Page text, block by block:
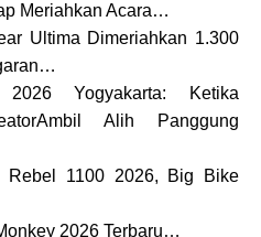
Meriahkan Acara…
Ultima Dimeriahkan 1.300
Yogyakarta: Ketika
Alih Panggung
Rebel 1100 2026, Big Bike
2026 Terbaru…